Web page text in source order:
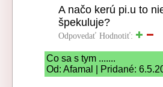
A načo kerú pi.u to
špekuluje?
Odpovedať Hodnotiť:
Co sa s tym .......
Od: Afamal | Pridané: